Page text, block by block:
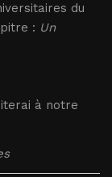
du
: Un
à notre